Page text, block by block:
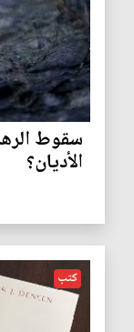
سقوط
الأديان؟
كتب